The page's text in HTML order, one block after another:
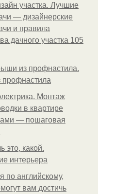
участка. Лучшие
— дизайнерские
и правила
дачного участка 105
из профнастила.
профнастила
Монтаж
в квартире
— пошаговая
это, какой.
интерьера
по английскому,
вам достичь